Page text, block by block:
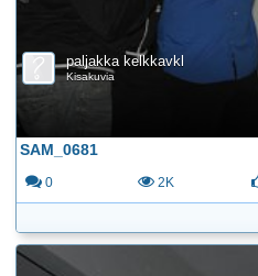
paljakka kelkkavkl
Kisakuvia
SAM_0681
0 2K